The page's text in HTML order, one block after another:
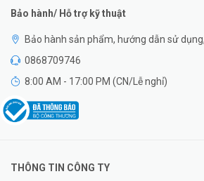
Bảo hành/ Hỗ trợ kỹ thuật
Bảo hành sản phẩm, hướng dẫn sử
0868709746
8:00 AM - 17:00 PM (CN/Lễ nghỉ)
THÔNG TIN CÔNG TY